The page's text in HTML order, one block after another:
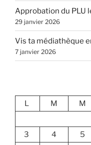
Approbation du PLU
29 janvier 2026
Vis ta médiathèque
7 janvier 2026
L
M M
3
4 5